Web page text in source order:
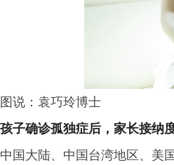
图说：袁巧玲博士
孩子确诊孤独症后，家长接纳
中国大陆、中国台湾地区、美